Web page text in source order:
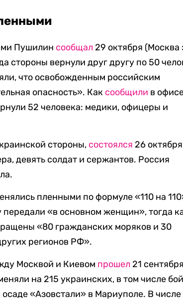
Пушилин сообщал 29 октября (Москва
стороны вернули друг другу по 50
что освобожденным российским
опасность». Как сообщили в
52 человека: медики, офицеры и
стороны, состоялся 26
девять солдат и сержантов. Россия
пленными по формуле «110 на
«в основном женщин», тогда
«80 гражданских моряков и 30
регионов РФ».
Москвой и Киевом прошел 21
на 215 украинских, в том числе
«Азовстали» в Мариуполе. В числе